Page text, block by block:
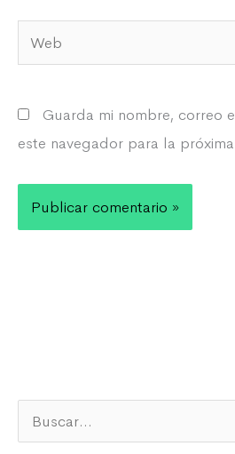
Web
Guarda mi nombre, correo
este navegador para la